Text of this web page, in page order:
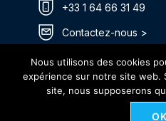
+33 1 64 66 31 49
Contactez-nous >
Itinéraire >
Nous utilisons des cookies
expérience sur notre site web.
site, nous supposerons
OK